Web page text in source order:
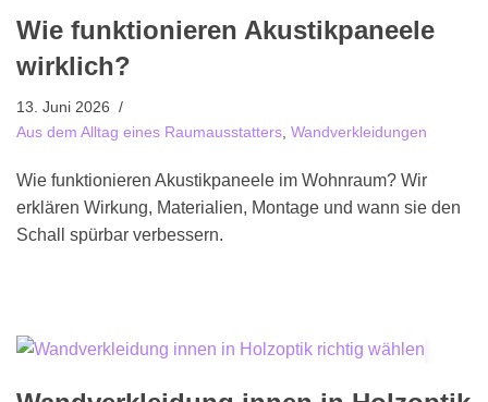
Wie funktionieren Akustikpaneele
wirklich?
13. Juni 2026
Aus dem Alltag eines Raumausstatters Wandverkleidungen
Wie funktionieren Akustikpaneele im Wohnraum? Wir
erklären Wirkung, Materialien, Montage und wann sie den
Schall spürbar verbessern.